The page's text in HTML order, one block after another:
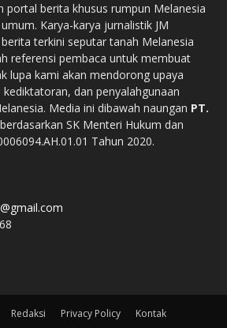
portal berita khusus rumpun Melanesia
Karya-karya jurnalistik JM
terkini seputar tanah Melanesia
referensi pembaca untuk membuat
lupa kami akan mendorong upaya
dan penyalahgunaan
Media ini dibawah naungan PT.
berdasarkan SK Menteri Hukum dan
Tahun 2020.
Redaksi Privacy Policy Kontak